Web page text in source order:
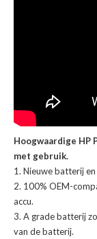
Hoogwaardige HP
met gebruik.
Nieuwe batterij
100% OEM-
accu.
A grade batterij
van de batterij.